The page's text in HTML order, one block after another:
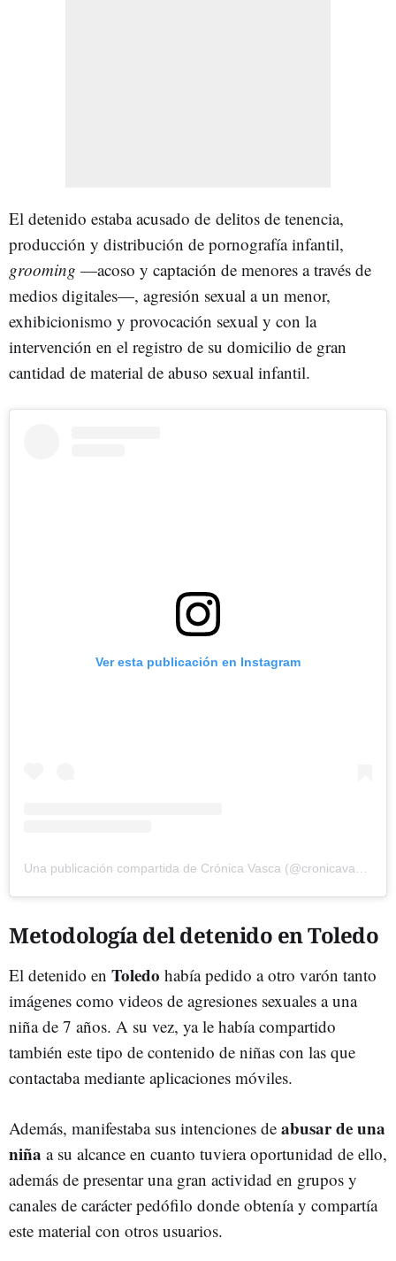
El detenido estaba acusado de delitos de tenencia,
producción y distribución de pornografía infantil,
grooming —acoso y captación de menores a través de
medios digitales—, agresión sexual a un menor,
exhibicionismo y provocación sexual y con la
intervención en el registro de su domicilio de gran
cantidad de material de abuso sexual infantil.
Ver esta publicación en Instagram
Metodología del detenido en Toledo
El detenido en Toledo había pedido a otro varón tanto
imágenes como videos de agresiones sexuales a una
niña de 7 años. A su vez, ya le había compartido
también este tipo de contenido de niñas con las que
contactaba mediante aplicaciones móviles.
Además, manifestaba sus intenciones de abusar de una
niña a su alcance en cuanto tuviera oportunidad de ello,
además de presentar una gran actividad en grupos y
canales de carácter pedófilo donde obtenía y compartía
este material con otros usuarios.